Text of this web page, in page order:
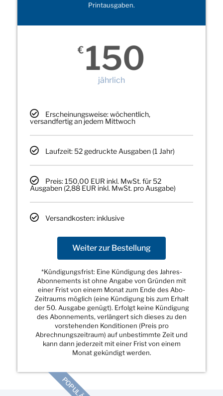
Printausgaben.
€ 150
jährlich
Erscheinungsweise: wöchentlich,
versandfertig an jedem Mittwoch
Laufzeit: 52 gedruckte Ausgaben (1 Jahr)
Preis: 150,00 EUR inkl. MwSt. für 52
Ausgaben (2,88 EUR inkl. MwSt. pro Ausgabe)
Versandkosten: inklusive
Weiter zur Bestellung
*Kündigungsfrist: Eine Kündigung des Jahres-
Abonnements ist ohne Angabe von Gründen mit
einer Frist von einem Monat zum Ende des Abo-
Zeitraums möglich (eine Kündigung bis zum Erhalt
der 50. Ausgabe genügt). Erfolgt keine Kündigung
des Abonnements, verlängert sich dieses zu den
vorstehenden Konditionen (Preis pro
Abrechnungszeitraum) auf unbestimmte Zeit und
kann dann jederzeit mit einer Frist von einem
Monat gekündigt werden.
POPULÄR